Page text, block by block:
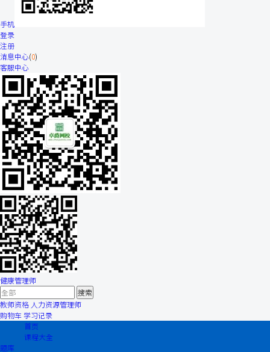
手机
登录
注册
消息中心(0)
客服中心
健康管理师
教师资格 人力资源管理师
购物车 学习记录
首页
课程大全
题库